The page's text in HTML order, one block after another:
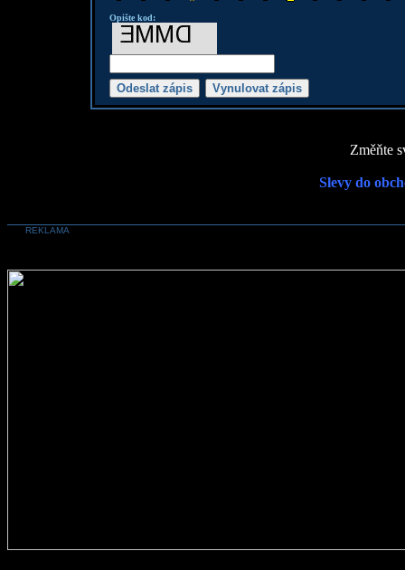
Opište kod:
Změňte
Slevy do
REKLAMA